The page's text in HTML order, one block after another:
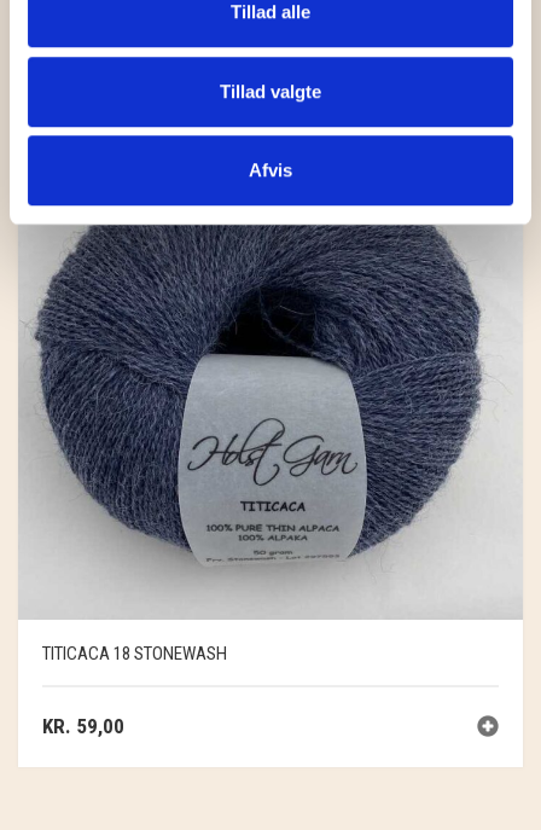
Tillad alle
Tillad valgte
Afvis
TITICACA 18 STONEWASH
KR. 59,00